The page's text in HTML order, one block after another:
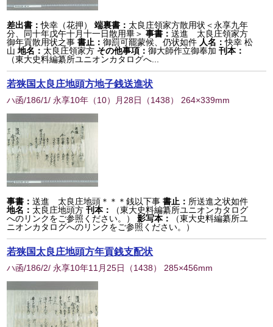
差出書：快幸（花押） 端裏書： 太良庄領家方散用状＜永享九年
分、同十年戊午十月十一日散用畢＞ 事書：送進 太良庄領家方
御年貢散用状之事 書止：御罰可罷蒙候、仍状如件 人名：快幸 松
山 地名： 太良庄領家方 その他事項：御大師作立御奉加 刊本：
（東大史料編纂所ユニオンカタログへ...
若狭国太良庄地頭方地子銭送進状
ハ函/186/1/ 永享10年（10）月28日 （1438） 264×339mm
事書：送進 太良庄地頭＊＊＊銭以下事 書止： 所送進之状如件
地名： 太良庄地頭方 刊本：
（東大史料編纂所ユニオンカタログ
へのリンクをご参照ください。）
影写本：
（東大史料編纂所ユ
ニオンカタログへのリンクをご参照ください。）
若狭国太良庄地頭方年貢銭支配状
ハ函/186/2/ 永享10年11月25日 （1438） 285×456mm